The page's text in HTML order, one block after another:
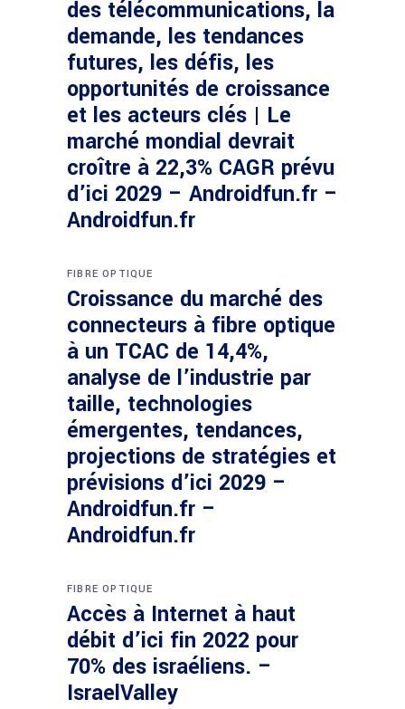
des télécommunications, la
demande, les tendances
futures, les défis, les
opportunités de croissance
et les acteurs clés | Le
marché mondial devrait
croître à 22,3% CAGR prévu
d’ici 2029 – Androidfun.fr –
Androidfun.fr
FIBRE OPTIQUE
Croissance du marché des
connecteurs à fibre optique
à un TCAC de 14,4%,
analyse de l’industrie par
taille, technologies
émergentes, tendances,
projections de stratégies et
prévisions d’ici 2029 –
Androidfun.fr –
Androidfun.fr
FIBRE OPTIQUE
Accès à Internet à haut
débit d’ici fin 2022 pour
70% des israéliens. –
IsraelValley